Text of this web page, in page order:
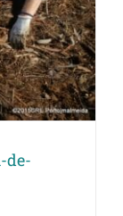
de-